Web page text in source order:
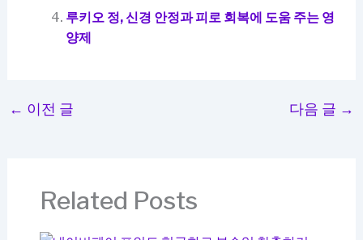
루키오 정, 신경 안정과 피로 회복에 도움 주는 영
양제
← 이전 글 다음 글 →
Related Posts